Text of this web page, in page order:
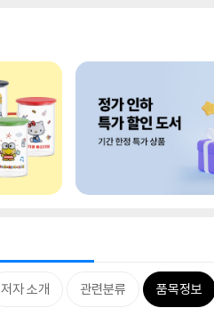
저자 소개 관련분류 품목정보